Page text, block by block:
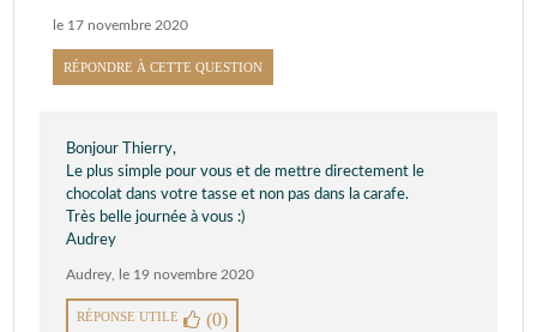
le 17 novembre 2020
RÉPONDRE À CETTE QUESTION
Bonjour Thierry,
Le plus simple pour vous et de mettre directement le
chocolat dans votre tasse et non pas dans la carafe.
Très belle journée à vous :)
Audrey
Audrey le 19 novembre 2020
RÉPONSE UTILE (0)